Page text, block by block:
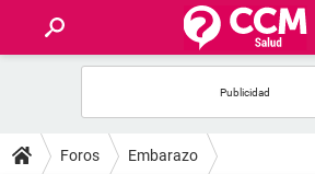
FOROS
Foros Embarazo